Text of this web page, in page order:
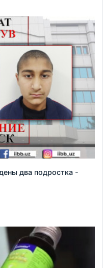
два подростка -